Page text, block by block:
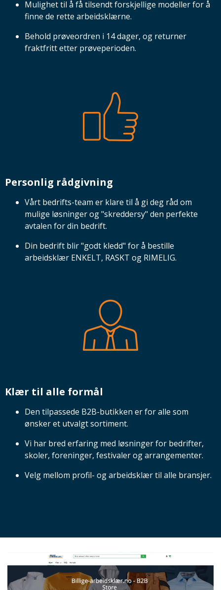
Mulighet til å få tilsendt forskjellige modeller for å
finne de rette arbeidsklærne.
Behold prøveordren i 14 dager, og returner
fraktfritt etter prøveperioden.
Personlig rådgivning
Vårt bedrifts-team er klare til å gi deg råd om
mulige løsninger og "skreddersy" den perfekte
avtalen for din bedrift.
Din bedrift blir "godt kledd" for å bestille
arbeidsklær ENKELT, RASKT og RIMELIG.
Klær til alle formål
Den tilpassede B2B-butikken er for alle som
ønsker et utvalgt sortiment.
Vi har bred erfaring med løsninger for bedrifter,
skoler, foreninger, festivaler og arrangementer.
Velg mellom profil- og arbeidsklær til alle bransjer.